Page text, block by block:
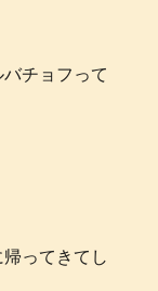
チョフって
ってきてし